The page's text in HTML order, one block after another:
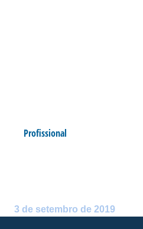
Profissional
3 de setembro de 2019